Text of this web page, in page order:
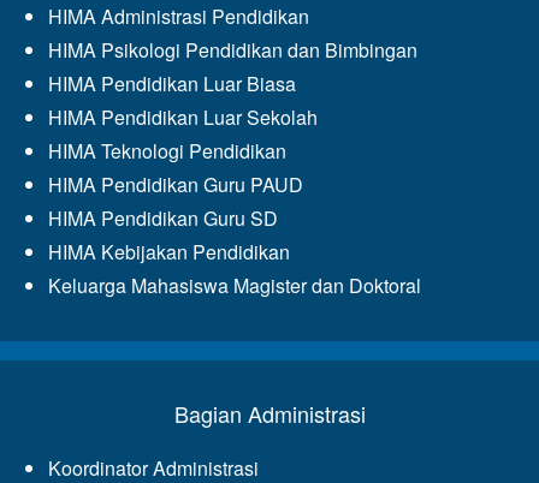
HIMA Administrasi Pendidikan
HIMA Psikologi Pendidikan dan Bimbingan
HIMA Pendidikan Luar Biasa
HIMA Pendidikan Luar Sekolah
HIMA Teknologi Pendidikan
HIMA Pendidikan Guru PAUD
HIMA Pendidikan Guru SD
HIMA Kebijakan Pendidikan
Keluarga Mahasiswa Magister dan Doktoral
Bagian Administrasi
Koordinator Administrasi